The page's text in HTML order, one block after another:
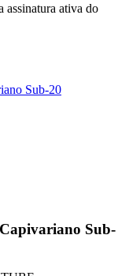
assinatura ativa do
Sub-20
Sub-